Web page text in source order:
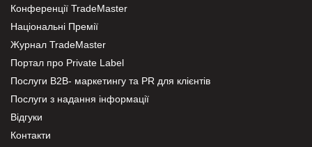
Конференції TradeMaster
Національні Премії
Журнал TradeMaster
Портал про Private Label
Послуги В2В- маркетингу та PR для клієнтів
Послуги з надання інформації
Відгуки
Контакти